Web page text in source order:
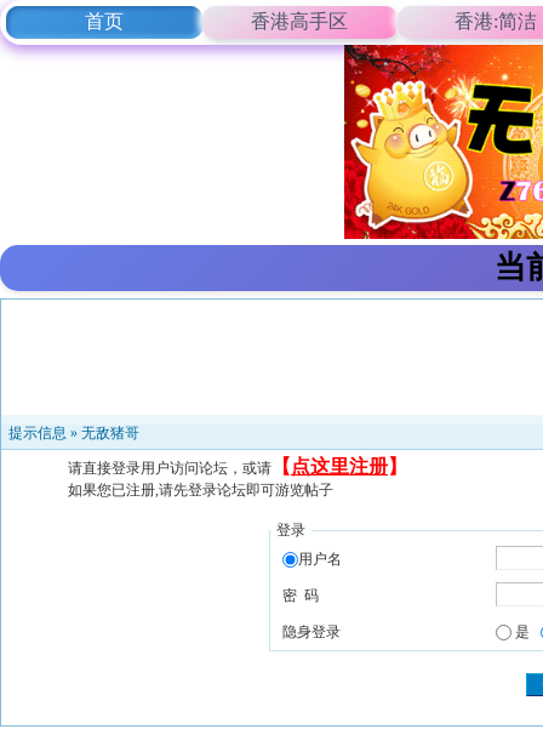
首页 香港高手区 香港:简洁
当
提示信息 » 无敌猪哥
请直接登录用户访问论坛，或请 【 点这里注册】
如果您已注册,请先登录论坛即可游览帖子
登录
用户名
密 码
隐身登录 是